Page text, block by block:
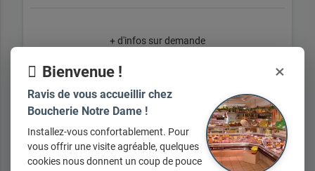
+ d'infos sur demande
Bienvenue ! ×
Ravis de vous accueillir chez
Boucherie Notre Dame !
Installez-vous confortablement. Pour
vous offrir une visite agréable, quelques
cookies nous donnent un coup de pouce